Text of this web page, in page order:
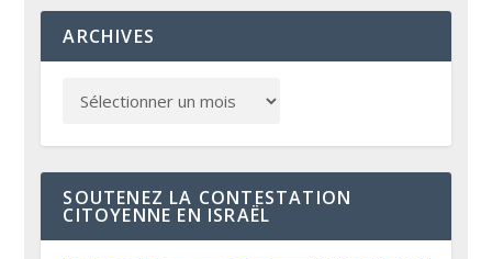
ARCHIVES
SOUTENEZ LA CONTESTATION
CITOYENNE EN ISRAËL